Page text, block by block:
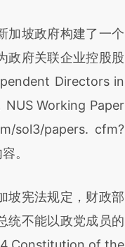
坡政府构建了一个
政府关联企业控股股
Directors in
Working Paper
sol3/papers. cfm?
。
宪法规定，财政部
统不能以政党成员的